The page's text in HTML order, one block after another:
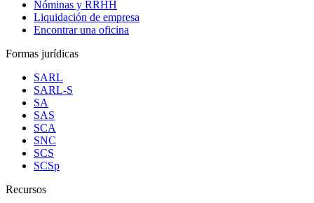
Nóminas y RRHH
Liquidación de empresa
Encontrar una oficina
Formas jurídicas
SARL
SARL-S
SA
SAS
SCA
SNC
SCS
SCSp
Recursos